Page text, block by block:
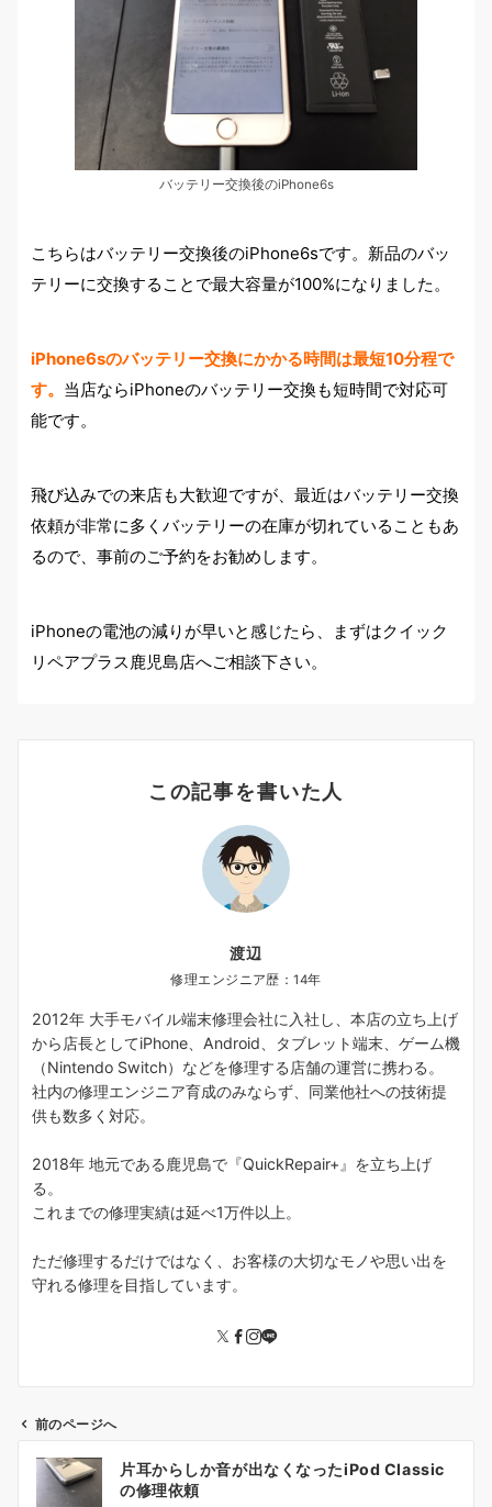
バッテリー交換後のiPhone6s
こちらはバッテリー交換後のiPhone6sです。新品のバッ
テリーに交換することで最大容量が100%になりました。
iPhone6sのバッテリー交換にかかる時間は最短10分程で
す。 当店ならiPhoneのバッテリー交換も短時間で対応可
能です。
飛び込みでの来店も大歓迎ですが、最近はバッテリー交換
依頼が非常に多くバッテリーの在庫が切れていることもあ
るので、事前のご予約をお勧めします。
iPhoneの電池の減りが早いと感じたら、まずはクイック
リペアプラス鹿児島店へご相談下さい。
この記事を書いた人
渡辺
修理エンジニア歴：14年
2012年 大手モバイル端末修理会社に入社し、本店の立ち上げ
から店長としてiPhone、Android、タブレット端末、ゲーム機
（Nintendo Switch）などを修理する店舗の運営に携わる。
社内の修理エンジニア育成のみならず、同業他社への技術提
供も数多く対応。
2018年 地元である鹿児島で『QuickRepair+』を立ち上げ
る。
これまでの修理実績は延べ1万件以上。
ただ修理するだけではなく、お客様の大切なモノや思い出を
守れる修理を目指しています。
前のページへ
片耳からしか音が出なくなったiPod Classic
の修理依頼